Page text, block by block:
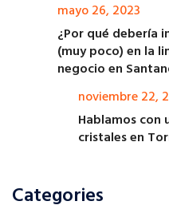
mayo 26, 2023
¿Por qué debería
(muy poco) en la
negocio en
noviembre 22,
Hablamos con
cristales en
Categories